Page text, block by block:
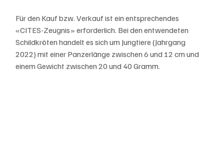
Für den Kauf bzw. Verkauf ist ein entsprechendes
«CITES-Zeugnis» erforderlich. Bei den entwendeten
Schildkröten handelt es sich um Jungtiere (Jahrgang
2022) mit einer Panzerlänge zwischen 6 und 12 cm und
einem Gewicht zwischen 20 und 40 Gramm.